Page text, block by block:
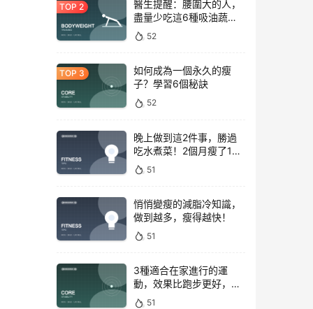
醫生提醒：腰圍大的人，
盡量少吃這6種吸油蔬
菜！52
如何成為一個永久的瘦
子？學習6個秘訣
52
晚上做到這2件事，勝過
吃水煮菜！2個月瘦了15
斤，腰圍下降6cm
51
悄悄變瘦的減脂冷知識，
做到越多，瘦得越快！
51
3種適合在家進行的運
動，效果比跑步更好，是
公認的脂肪殺手！
51